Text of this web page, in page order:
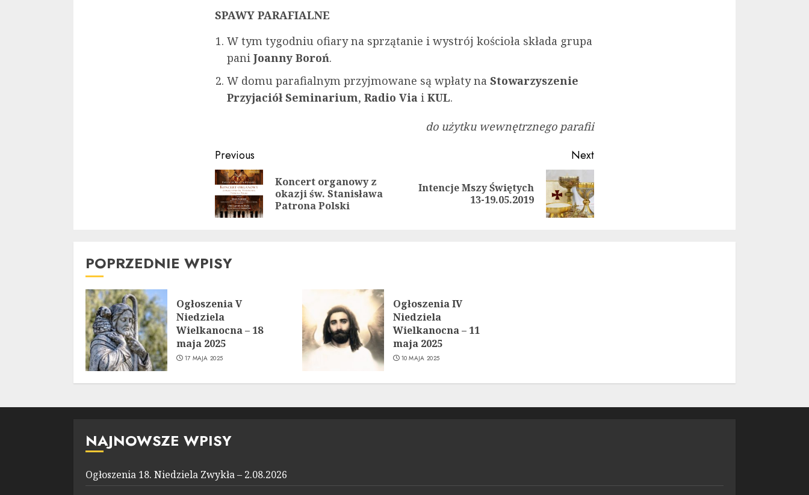
SPAWY PARAFIALNE
W tym tygodniu ofiary na sprzątanie i wystrój kościoła składa grupa
pani Joanny Boroń.
W domu parafialnym przyjmowane są wpłaty na Stowarzyszenie
Przyjaciół Seminarium, Radio Via i KUL.
do użytku wewnętrznego parafii
Continue
Reading
Previous
Previous
Koncert organowy z
okazji św. Stanisława
Patrona Polski
Next
Next
Intencje Mszy Świętych
13-19.05.2019
POPRZEDNIE WPISY
Ogłoszenia V
Niedziela
Wielkanocna – 18
maja 2025
17 MAJA 2025
Ogłoszenia IV
Niedziela
Wielkanocna – 11
maja 2025
10 MAJA 2025
NAJNOWSZE WPISY
Ogłoszenia 18. Niedziela Zwykła – 2.08.2026